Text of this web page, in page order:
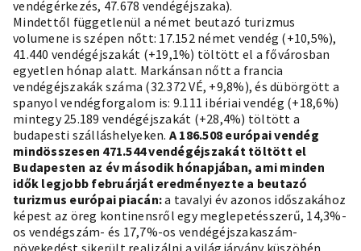
vendégérkezés, 47.678 vendégéjszaka).
Mindettől függetlenül a német beutazó turizmus
volumene is szépen nőtt: 17.152 német vendég (+10,5%),
41.440 vendégéjszakát (+19,1%) töltött el a fővárosban
egyetlen hónap alatt. Markánsan nőtt a francia
vendégéjszakák száma (32.372 VÉ, +9,8%), és dübörgött a
spanyol vendégforgalom is: 9.111 ibériai vendég (+18,6%)
mintegy 25.189 vendégéjszakát (+28,4%) töltött a
budapesti szálláshelyeken. A 186.508 európai vendég
mindösszesen 471.544 vendégéjszakát töltött el
Budapesten az év második hónapjában, ami minden
idők legjobb februárját eredményezte a beutazó
turizmus európai piacán:a tavalyi év azonos időszakához
képest az öreg kontinensről egy meglepetésszerű, 14,3%-
os vendégszám- és 17,7%-os vendégéjszakaszám-